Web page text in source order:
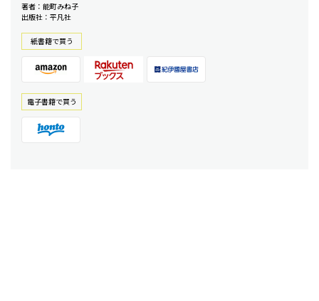
著者：能町みね子
出版社：平凡社
紙書籍で買う
電⼦書籍で買う